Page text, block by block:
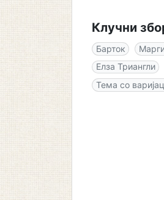
Клучни
Барток
Елза Триангли
Тема co